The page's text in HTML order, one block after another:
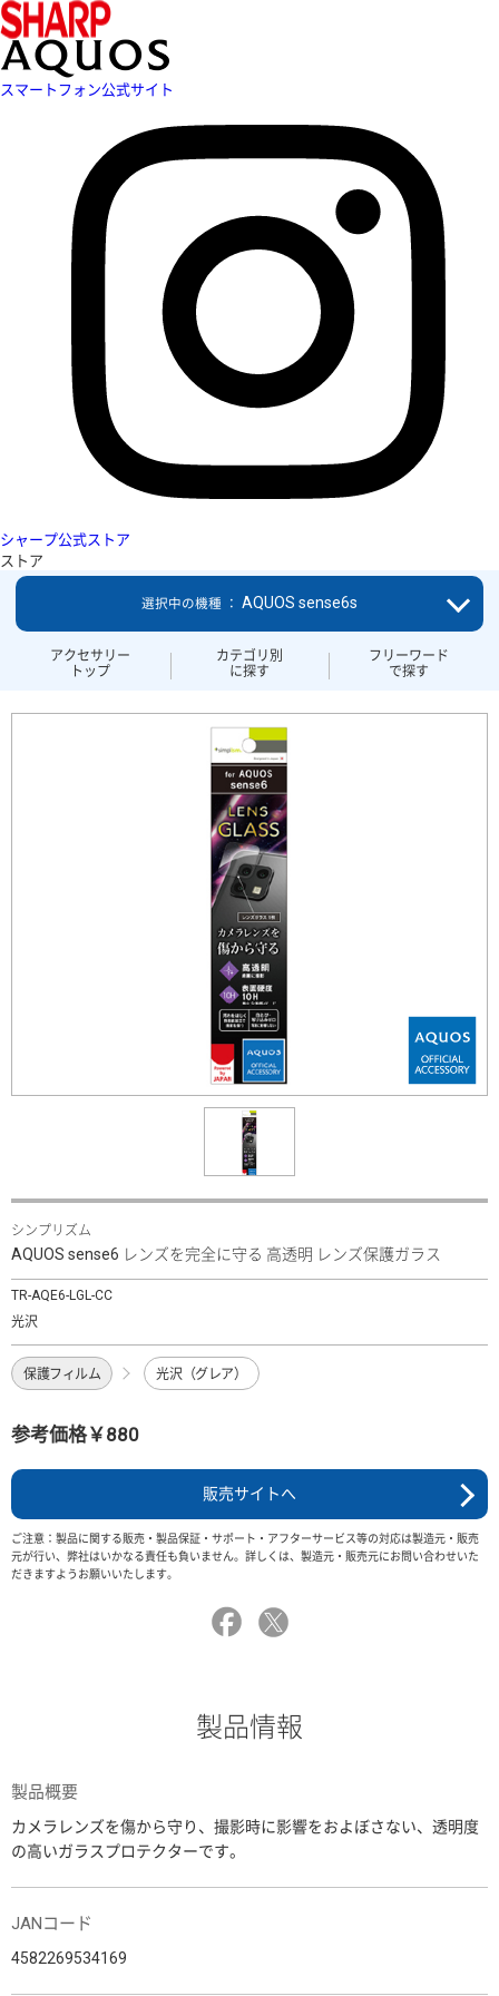
スマートフォン公式サイト
シャープ公式ストア
ストア
アクセサリー
トップ
カテゴリ別
に探す
フリーワード
で探す
選択中の機種 ： AQUOS sense6s
シンプリズム
AQUOS sense6 レンズを完全に守る 高透明 レンズ保護ガラス
TR-AQE6-LGL-CC
光沢
保護フィルム 光沢（グレア）
参考価格￥880
販売サイトへ
ご注意：製品に関する販売・製品保証・サポート・アフターサービス等の対応は製造元・販売
元が行い、弊社はいかなる責任も負いません。詳しくは、製造元・販売元にお問い合わせいた
だきますようお願いいたします。
製品情報
製品概要
カメラレンズを傷から守り、撮影時に影響をおよぼさない、透明度
の高いガラスプロテクターです。
JANコード
4582269534169